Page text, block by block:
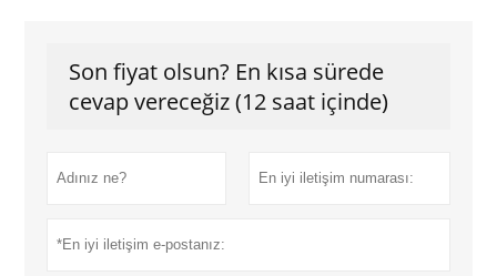
Son fiyat olsun? En kısa sürede
cevap vereceğiz (12 saat içinde)